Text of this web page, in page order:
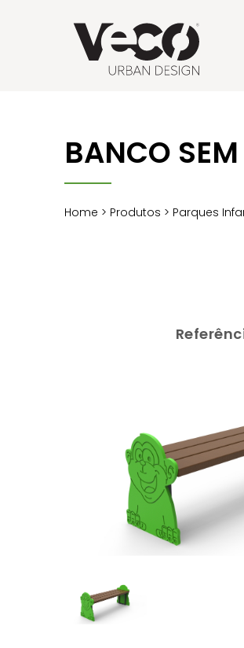
BANCO
Home > Produtos > Parques